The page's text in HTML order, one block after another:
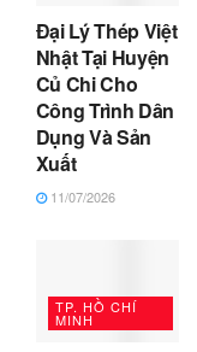
Đại Lý Thép Việt
Nhật Tại Huyện
Củ Chi Cho
Công Trình Dân
Dụng Và Sản
Xuất
11/07/2026
TP. HỒ CHÍ
MINH